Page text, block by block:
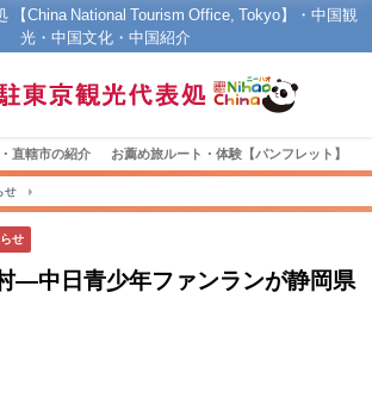
【China National Tourism Office, Tokyo】・中国観
光・中国文化・中国紹介
直轄市の紹介 お薦め旅ルート・体験【パンフレット】
せ
せ
―中日青少年ファンランが静岡県